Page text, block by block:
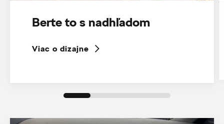
Berte to s nadhľadom
Viac o dizajne